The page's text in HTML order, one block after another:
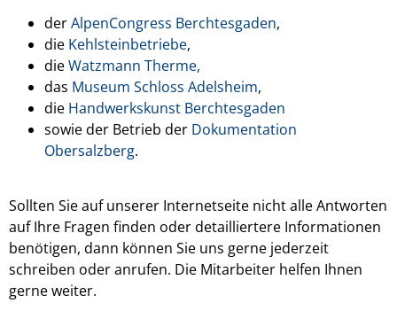
derAlpenCongress Berchtesgaden,
die Kehlsteinbetriebe,
dieWatzmann Therme,
das Museum Schloss Adelsheim,
die Handwerkskunst Berchtesgaden
sowie der Betrieb der Dokumentation
Obersalzberg.
Sollten Sie auf unserer Internetseite nicht alle Antworten
auf Ihre Fragen finden oder detailliertere Informationen
benötigen, dann können Sie uns gerne jederzeit
schreiben oder anrufen. Die Mitarbeiter helfen Ihnen
gerne weiter.